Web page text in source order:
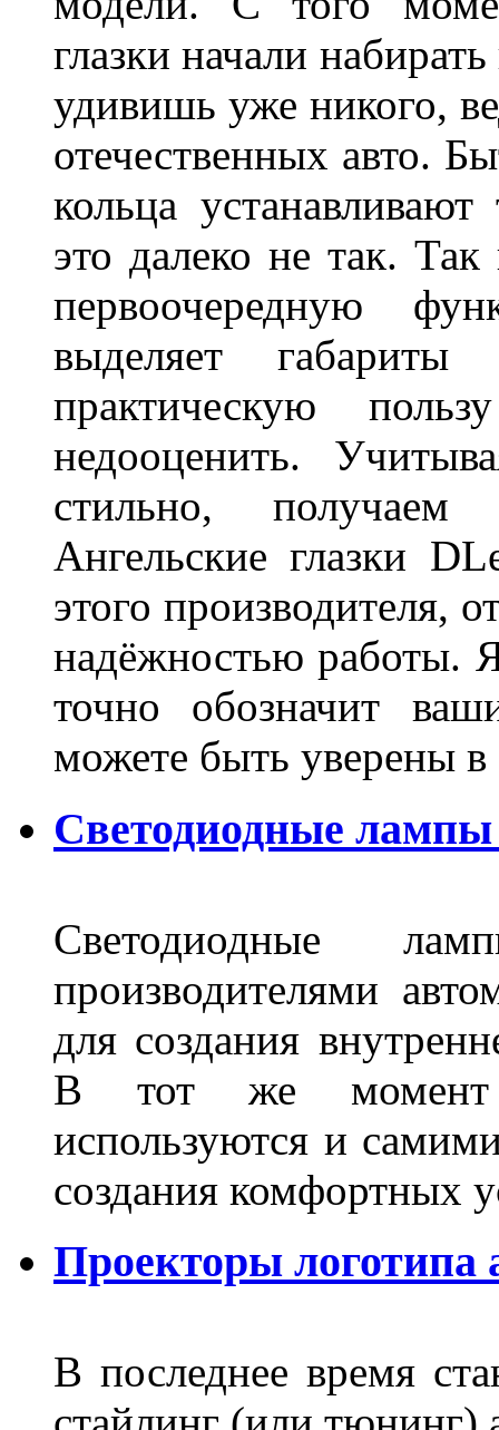
глазки начали
удивишь уже никого,
отечественных авто.
кольца
это далеко не так. Так
первоочередную
выделяет
практическую
недооценить.
стильно,
Ангельские глазки
этого производителя,
надёжностью работы.
точно обозначит
можете быть уверены
Светодиодные
Светодиодные
производителями
для создания
В тот же момент
используются и
создания комфортных
Проекторы логотипа
В последнее время